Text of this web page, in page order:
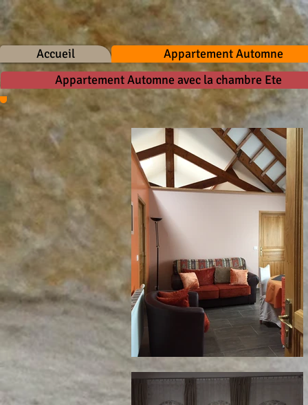
Accueil
Appartement Automne
Appartement Automne avec la chambre Ete